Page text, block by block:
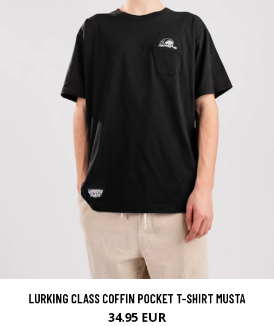
LURKING CLASS COFFIN POCKET T-SHIRT MUSTA
34.95 EUR